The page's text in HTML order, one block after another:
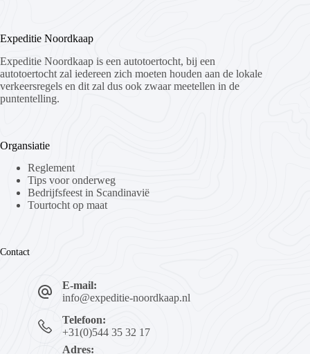
Expeditie Noordkaap
Expeditie Noordkaap is een autotoertocht, bij een
autotoertocht zal iedereen zich moeten houden aan de lokale
verkeersregels en dit zal dus ook zwaar meetellen in de
puntentelling.
Organsiatie
Reglement
Tips voor onderweg
Bedrijfsfeest in Scandinavië
Tourtocht op maat
Contact
E-mail:
info@expeditie-noordkaap.nl
Telefoon:
+31(0)544 35 32 17
Adres: